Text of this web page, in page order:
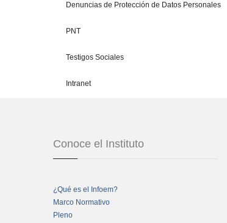
Denuncias de Protección de Datos Personales
PNT
Testigos Sociales
Intranet
Conoce el Instituto
¿Qué es el Infoem?
Marco Normativo
Pleno